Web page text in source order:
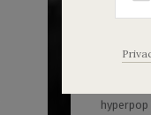
Charly
hyperpop